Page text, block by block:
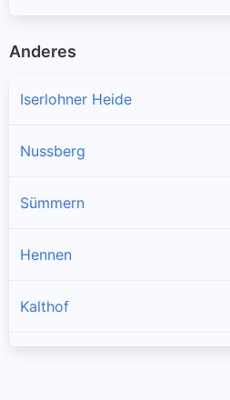
Anderes
Iserlohner Heide
Nussberg
Sümmern
Hennen
Kalthof